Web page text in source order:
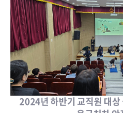
2024년 하반기 교직원 대상